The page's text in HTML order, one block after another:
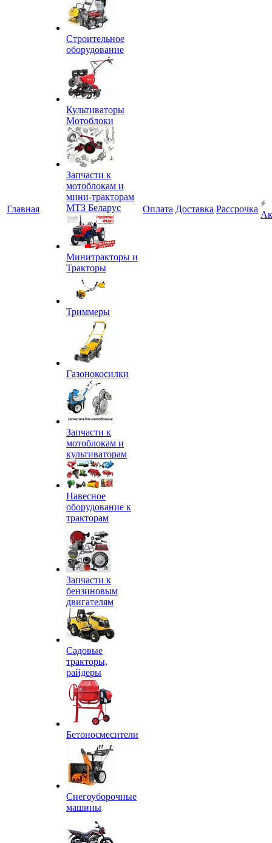
Главная
Строительное
оборудование
Культиваторы
Мотоблоки
Запчасти к
мотоблокам и
мини-тракторам
МТЗ Беларус
Минитракторы и
Тракторы
Триммеры
Газонокосилки
Запчасти к
мотоблокам и
культиваторам
Навесное
оборудование к
тракторам
Запчасти к
бензиновым
двигателям
Садовые
тракторы,
райдеры
Бетоносмесители
Снегоуборочные
машины
Оплата Доставка Рассрочка